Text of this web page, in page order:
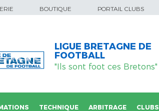
BOUTIQUE PORTAIL CLUBS
LIGUE BRETAGNE DE
FOOTBALL
"Ils sont foot ces Bretons"
TECHNIQUE ARBITRAGE CLUBS